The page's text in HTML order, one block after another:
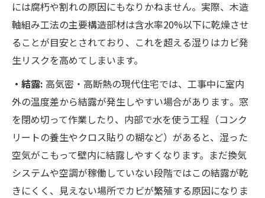
には腐朽や割れの原因にもなりかねません​。実際、木造
軸組み工法の主要構造部材は含水率20%以下に乾燥させ
ることが目安とされており​、これを超える湿りはカビ発
生リスクを高めてしまいます。
・結露: 高気密・高断熱の現代住宅では、工事中に室内
外の温度差から結露が発生しやすい場合があります​。窓
を閉め切って作業したり、内部で水を使う工程（コンク
リートの養生やクロス貼りの糊など）があると、湿った
空気がこもって壁内に結露しやすくなります。まだ換気
システムや空調が稼働していない段階ではこの結露が乾
きにくく、見えない場所でカビが繁殖する原因になりま